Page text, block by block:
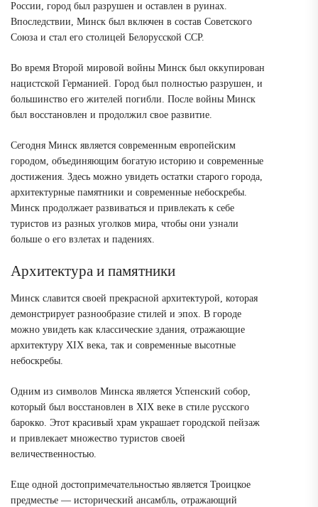
России, город был разрушен и оставлен в руинах.
Впоследствии, Минск был включен в состав Советского
Союза и стал его столицей Белорусской ССР.
Во время Второй мировой войны Минск был оккупирован
нацистской Германией. Город был полностью разрушен, и
большинство его жителей погибли. После войны Минск
был восстановлен и продолжил свое развитие.
Сегодня Минск является современным европейским
городом, объединяющим богатую историю и современные
достижения. Здесь можно увидеть остатки старого города,
архитектурные памятники и современные небоскребы.
Минск продолжает развиваться и привлекать к себе
туристов из разных уголков мира, чтобы они узнали
больше о его взлетах и падениях.
Архитектура и памятники
Минск славится своей прекрасной архитектурой, которая
демонстрирует разнообразие стилей и эпох. В городе
можно увидеть как классические здания, отражающие
архитектуру XIX века, так и современные высотные
небоскребы.
Одним из символов Минска является Успенский собор,
который был восстановлен в XIX веке в стиле русского
барокко. Этот красивый храм украшает городской пейзаж
и привлекает множество туристов своей
величественностью.
Еще одной достопримечательностью является Троицкое
предместье — исторический ансамбль, отражающий